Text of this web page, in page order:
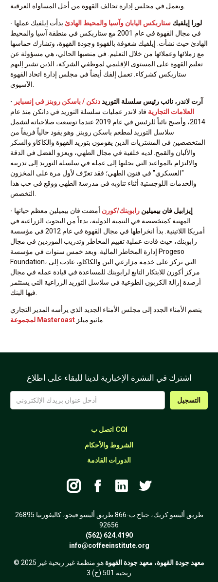
- لورا إيلفيك ستاربكس اليابان وآسيا والمحيط الهادئ بدأت إيلفيك عملها
في مجال القهوة في عام 2001 مع ستاربكس في منطقة آسيا والمحيط
الهادئ حيث نشأت. إيلفيك شغوفة بالقهوة وجودة القهوة، وتشارك حماسها
مع زملائها وعملائها من خلال التعليم. في منصبها الحالي، هي مسؤولة عن
تعليم القهوة على المستوى الإقليمي لموظفي الشركة، الذين تشير إليهم
ستاربكس كشركاء. تعمل إلفك أيضاً في مجلس إدارة اتحاد القهوة
- آرت لاندر، نائب رئيس سلسلة التوريددنكن / باسكن روبنز في إنسباير
العلامات التجارية قاد لاندر عمليات سلسلة التوريد في دانكن منذ عام
2014، وأصبح نائباً للرئيس في عام 2019 عندما توسعت صلاحياته لتشمل
سلاسل التوريد لمطعم باسكن روبنز. وهو يقود حالياً فريقاً من
المتخصصين في المشتريات الذين يقومون بتوريد القهوة والكاكاو والسكر
والألبان والقمح. لديه خلفية في مجال الطهي، ويعزو الفضل في الدقة
والالتزام بالمواعيد التي يجلبها إلى عمله في سلسلة التوريد إلى تدريبه
"العسكري" في فنون الطهي؛ فقد تعرّف لأول مرة على المخزون
والخدمات اللوجستية أثناء تناوبه في مدرسة الطهي ووقع في حب هذا
- إيزابيل فان بيميلين رابوبنك/كورن أمضت فان بيميلين معظم حياتها
المهنية كمتخصصة في التنمية الدولية، بدءاً من البحوث الزراعية في
أمريكا اللاتينية. بدأ انخراطها في مجال القهوة في عام 2012 في مؤسسة
رابوبنك، حيث قادت عملية تقييم المخاطر وتدريب الموردين في مجال
إدارة المخاطر المالية. وبعد خمس سنوات في مؤسسة Progeso
Foundation، التي تركز على خدمة مزارعي البن والكاكاو، عادت إلى
مركز أكورن للابتكار التابع لرابوبنك للمساعدة في قيادة عمله في مجال
أرصدة إزالة الكربون الطوعية في سلاسل التوريد الزراعية التي يستثمر
ينضم الأمناء الجدد إلى مجلس الأمناء الجديد الذي يرأسه المدير التجاري
لمجموعة Masteroast
اشترك في النشرة الإخبارية لدينا للبقاء على اطلاع
اتصل ب CQI
الشروط والأحكام
الدورات القادمة
   
26895 طريق أليسو كريك، جناح ب-866 طريق أليسو فيجو، كاليفورنيا
92656
(562) 624.4190
info@coffeeinstitute.org
© 2025 معهد جودة القهوة، معهد جودة القهوة هو منظمة غير ربحية غير
ربحية 501 (ج) 3